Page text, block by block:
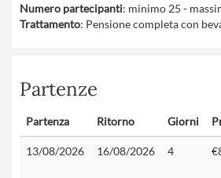
Numero partecipanti: minimo 25 -
Trattamento: Pensione completa con
Partenze
Partenza Ritorno Giorni
13/08/2026 16/08/2026 4